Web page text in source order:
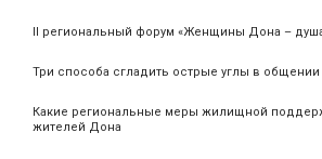
II региональный форум «Женщины Дона –
Три способа сгладить острые углы в общении
Какие региональные меры жилищной
жителей Дона